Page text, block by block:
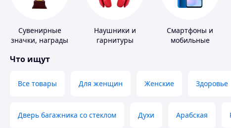
Сувенирные
значки, награды
Наушники и
гарнитуры
Смартфоны и
мобильные
Что ищут
Все товары Для женщин Женские Здоровье
Дверь багажника со стеклом Духи Арабская